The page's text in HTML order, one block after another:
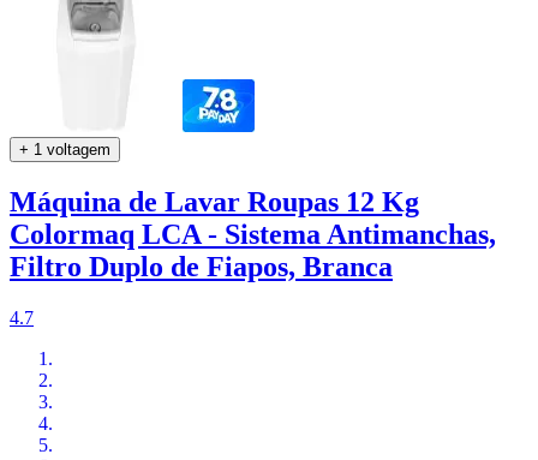
+ 1 voltagem
Máquina de Lavar Roupas 12 Kg
Colormaq LCA - Sistema Antimanchas,
Filtro Duplo de Fiapos, Branca
4.7